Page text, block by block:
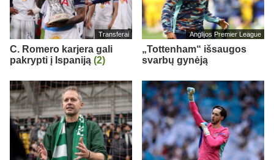
Transferai
C. Romero karjera gali
pakrypti į Ispaniją (2)
Anglijos Premier League
„Tottenham“ išsaugos
svarbų gynėją